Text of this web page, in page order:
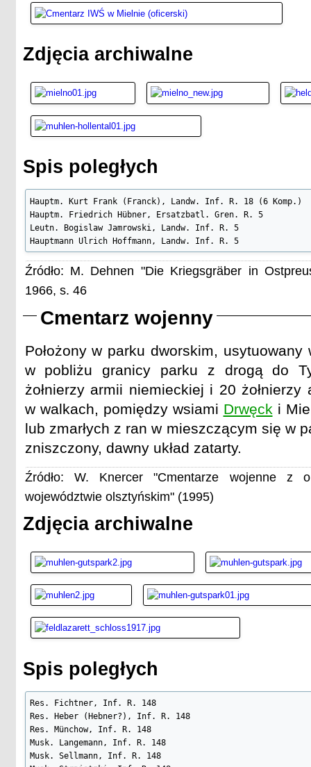
Zdjęcia archiwalne
Spis poległych
Hauptm. Kurt Frank (Franck), Landw. Inf. R. 18 (6 Komp.)
Hauptm. Friedrich Hübner, Ersatzbatl. Gren. R. 5
Leutn. Bogislaw Jamrowski, Landw. Inf. R. 5
Hauptmann Ulrich Hoffmann, Landw. Inf. R. 5
Źródło: M. Dehnen "Die Kriegsgräber in
1966, s. 46
Cmentarz wojenny
Położony w parku dworskim,
w pobliżu granicy parku z drogą do
żołnierzy armii niemieckiej i 20 żołnierzy
w walkach, pomiędzy wsiami Drwęck i
lub zmarłych z ran w mieszczącym się w
zniszczony, dawny układ zatarty.
Źródło: W. Knercer "Cmentarze wojenne z
województwie olsztyńskim" (1995)
Zdjęcia archiwalne
Spis poległych
Res. Fichtner, Inf. R. 148
Res. Heber (Hebner?), Inf. R. 148
Res. Münchow, Inf. R. 148
Musk. Langemann, Inf. R. 148
Musk. Sellmann, Inf. R. 148